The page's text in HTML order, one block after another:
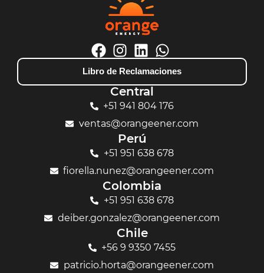
Libro de Reclamaciones
Central
+51 941 804 176
ventas@orangeener.com
Perú
+51 951 638 678
fiorella.nunez@orangeener.com
Colombia
+51 951 638 678
deiber.gonzalez@orangeener.com
Chile
+56 9 9350 7455
patricio.horta@orangeener.com